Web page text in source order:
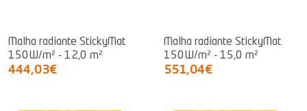
Malha radiante StickyMat
150W/m² - 12,0 m²
444,03€
Malha radiante StickyMat
150W/m² - 15,0 m²
551,04€